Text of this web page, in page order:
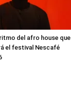
del afro house que
el festival Nescafé